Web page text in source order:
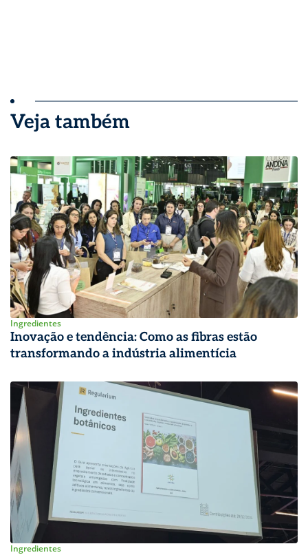
Veja também
Ingredientes
Inovação e tendência: Como as fibras estão
transformando a indústria alimentícia
Ingredientes